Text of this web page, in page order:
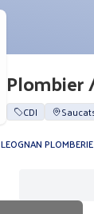
Plombier
CDI
LEOGNAN PLOMBERIE